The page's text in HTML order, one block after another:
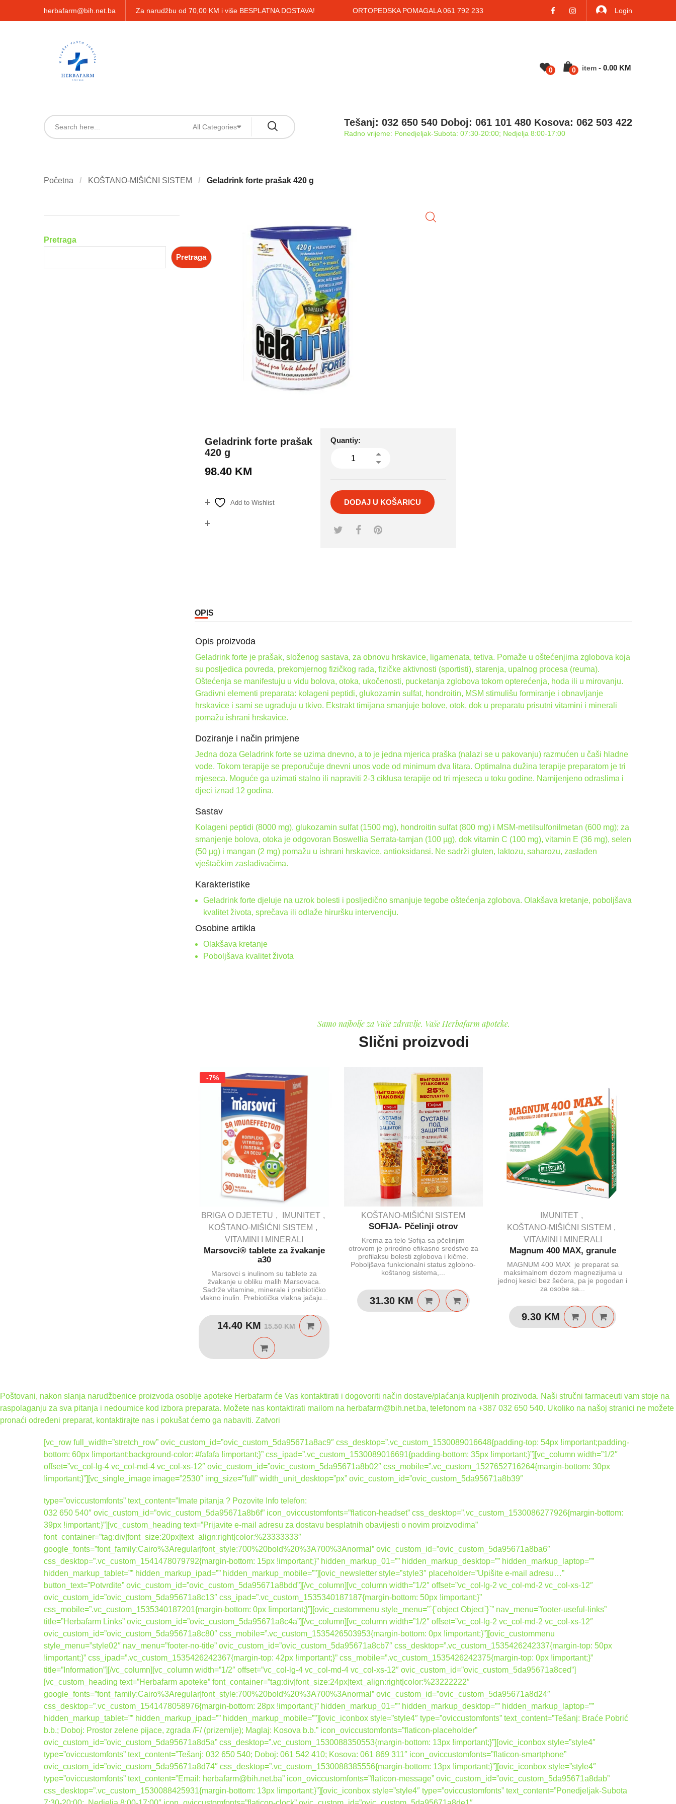
herbafarm@bih.net.ba Za narudžbu od 70,00 KM i više BESPLATNA DOSTAVA! ORTOPEDSKA POMAGALA 061 792 233 Login
0 0 Item - 0.00 KM
All Categories Tešanj: 032 650 540 Doboj: 061 101 480 Kosova: 062 503 422
Radno vrijeme: Ponedjeljak-Subota: 07:30-20:00; Nedjelja 8:00-17:00
Početna KOŠTANO-MIŠIĆNI SISTEM Geladrink forte prašak 420 g
Geladrink forte prašak
420 g
98.40 KM
Quantiy:
DODAJ U KOŠARICU
Add to Wishlist
OPIS
Opis proizvoda
Geladrink forte je prašak, složenog sastava, za obnovu hrskavice, ligamenata, tetiva. Pomaže u oštećenjima zglobova koja
su posljedica povreda, prekomjernog fizičkog rada, fizičke aktivnosti (sportisti), starenja, upalnog procesa (reuma).
Oštećenja se manifestuju u vidu bolova, otoka, ukočenosti, pucketanja zglobova tokom opterećenja, hoda ili u mirovanju.
Gradivni elementi preparata: kolageni peptidi, glukozamin sulfat, hondroitin, MSM stimulišu formiranje i obnavljanje
hrskavice i sami se ugrađuju u tkivo. Ekstrakt timijana smanjuje bolove, otok, dok u preparatu prisutni vitamini i minerali
pomažu ishrani hrskavice.
Doziranje i način primjene
Jedna doza Geladrink forte se uzima dnevno, a to je jedna mjerica praška (nalazi se u pakovanju) razmućen u čaši hladne
vode. Tokom terapije se preporučuje dnevni unos vode od minimum dva litara. Optimalna dužina terapije preparatom je tri
mjeseca. Moguće ga uzimati stalno ili napraviti 2-3 ciklusa terapije od tri mjeseca u toku godine. Namijenjeno odraslima i
djeci iznad 12 godina.
Sastav
Kolageni peptidi (8000 mg), glukozamin sulfat (1500 mg), hondroitin sulfat (800 mg) i MSM-metilsulfonilmetan (600 mg); za
smanjenje bolova, otoka je odgovoran Boswellia Serrata-tamjan (100 µg), dok vitamin C (100 mg), vitamin E (36 mg), selen
(50 µg) i mangan (2 mg) pomažu u ishrani hrskavice, antioksidansi. Ne sadrži gluten, laktozu, saharozu, zaslađen
vještačkim zaslađivačima.
Karakteristike
Geladrink forte djeluje na uzrok bolesti i posljedično smanjuje tegobe oštećenja zglobova. Olakšava kretanje, poboljšava
kvalitet života, sprečava ili odlaže hiruršku intervenciju.
Osobine artikla
Olakšava kretanje
Poboljšava kvalitet života
Samo najbolje za Vaše zdravlje. Vaše Herbafarm apoteke.
Slični proizvodi
-7%
BRIGA O DJETETU
IMUNITET
KOŠTANO-MIŠIĆNI SISTEM
VITAMINI I MINERALI
Marsovci® tablete za žvakanje
a30
Marsovci s inulinom su tablete za
žvakanje u obliku malih Marsovaca.
Sadrže vitamine, minerale i prebiotičko
vlakno inulin. Prebiotička vlakna jačaju...
15.50KMIzvorna
15.50 KM.
14.40 KM
Trenutna
KOŠTANO-MIŠIĆNI SISTEM
SOFIJA- Pčelinji otrov
Krema za telo Sofija sa pčelinjim
otrovom je prirodno efikasno sredstvo za
profilaksu bolesti zglobova i kičme.
Poboljšava funkcionalni status zglobno-
koštanog sistema,...
31.30 KM
IMUNITET
KOŠTANO-MIŠIĆNI SISTEM
VITAMINI I MINERALI
Magnum 400 MAX, granule
MAGNUM 400 MAX je preparat sa
maksimalnom dozom magnezijuma u
jednoj kesici bez šećera, pa je pogodan i
za osobe sa...
9.30 KM
Pretraga
Pretraga
Poštovani, nakon slanja narudžbenice proizvoda osoblje apoteke Herbafarm će Vas kontaktirati i dogovoriti način dostave/plaćanja kupljenih prozivoda. Naši stručni farmaceuti vam stoje na
raspolaganju za sva pitanja i nedoumice kod izbora preparata. Možete nas kontaktirati mailom na herbafarm@bih.net.ba, telefonom na +387 032 650 540. Ukoliko na našoj stranici ne možete
pronaći određeni preparat, kontaktirajte nas i pokušat ćemo ga nabaviti. Zatvori
[vc_row full_width=”stretch_row” ovic_custom_id=”ovic_custom_5da95671a8ac9″ css_desktop=”.vc_custom_1530089016648{padding-top: 54px !important;padding-
bottom: 60px !important;background-color: #fafafa !important;}” css_ipad=”.vc_custom_1530089016691{padding-bottom: 35px !important;}”][vc_column width=”1/2″
offset=”vc_col-lg-4 vc_col-md-4 vc_col-xs-12″ ovic_custom_id=”ovic_custom_5da95671a8b02″ css_mobile=”.vc_custom_1527652716264{margin-bottom: 30px
!important;}”][vc_single_image image=”2530″ img_size=”full” width_unit_desktop=”px” ovic_custom_id=”ovic_custom_5da95671a8b39″
type=”oviccustomfonts” text_content=”Imate pitanja ? Pozovite Info telefon:
032 650 540″ ovic_custom_id=”ovic_custom_5da95671a8b6f” icon_oviccustomfonts=”flaticon-headset” css_desktop=”.vc_custom_1530086277926{margin-bottom:
39px !important;}”][vc_custom_heading text=”Prijavite e-mail adresu za dostavu besplatnih obavijesti o novim proizvodima”
font_container=”tag:div|font_size:20px|text_align:right|color:%23333333″
google_fonts=”font_family:Cairo%3Aregular|font_style:700%20bold%20%3A700%3Anormal” ovic_custom_id=”ovic_custom_5da95671a8ba6″
css_desktop=”.vc_custom_1541478079792{margin-bottom: 15px !important;}” hidden_markup_01=”” hidden_markup_desktop=”” hidden_markup_laptop=””
hidden_markup_tablet=”” hidden_markup_ipad=”” hidden_markup_mobile=””][ovic_newsletter style=”style3″ placeholder=”Upišite e-mail adresu…”
button_text=”Potvrdite” ovic_custom_id=”ovic_custom_5da95671a8bdd”][/vc_column][vc_column width=”1/2″ offset=”vc_col-lg-2 vc_col-md-2 vc_col-xs-12″
ovic_custom_id=”ovic_custom_5da95671a8c13″ css_ipad=”.vc_custom_1535340187187{margin-bottom: 50px !important;}”
css_mobile=”.vc_custom_1535340187201{margin-bottom: 0px !important;}”][ovic_custommenu style_menu=”`{`object Object`}`” nav_menu=”footer-useful-links”
title=”Herbafarm Links” ovic_custom_id=”ovic_custom_5da95671a8c4a”][/vc_column][vc_column width=”1/2″ offset=”vc_col-lg-2 vc_col-md-2 vc_col-xs-12″
ovic_custom_id=”ovic_custom_5da95671a8c80″ css_mobile=”.vc_custom_1535426503953{margin-bottom: 0px !important;}”][ovic_custommenu
style_menu=”style02″ nav_menu=”footer-no-title” ovic_custom_id=”ovic_custom_5da95671a8cb7″ css_desktop=”.vc_custom_1535426242337{margin-top: 50px
!important;}” css_ipad=”.vc_custom_1535426242367{margin-top: 42px !important;}” css_mobile=”.vc_custom_1535426242375{margin-top: 0px !important;}”
title=”Information”][/vc_column][vc_column width=”1/2″ offset=”vc_col-lg-4 vc_col-md-4 vc_col-xs-12″ ovic_custom_id=”ovic_custom_5da95671a8ced”]
[vc_custom_heading text=”Herbafarm apoteke” font_container=”tag:div|font_size:24px|text_align:right|color:%23222222″
google_fonts=”font_family:Cairo%3Aregular|font_style:700%20bold%20%3A700%3Anormal” ovic_custom_id=”ovic_custom_5da95671a8d24″
css_desktop=”.vc_custom_1541478058976{margin-bottom: 28px !important;}” hidden_markup_01=”” hidden_markup_desktop=”” hidden_markup_laptop=””
hidden_markup_tablet=”” hidden_markup_ipad=”” hidden_markup_mobile=””][ovic_iconbox style=”style4″ type=”oviccustomfonts” text_content=”Tešanj: Braće Pobrić
b.b.; Doboj: Prostor zelene pijace, zgrada /F/ (prizemlje); Maglaj: Kosova b.b.” icon_oviccustomfonts=”flaticon-placeholder”
ovic_custom_id=”ovic_custom_5da95671a8d5a” css_desktop=”.vc_custom_1530088350553{margin-bottom: 13px !important;}”][ovic_iconbox style=”style4″
type=”oviccustomfonts” text_content=”Tešanj: 032 650 540; Doboj: 061 542 410; Kosova: 061 869 311″ icon_oviccustomfonts=”flaticon-smartphone”
ovic_custom_id=”ovic_custom_5da95671a8d74″ css_desktop=”.vc_custom_1530088385556{margin-bottom: 13px !important;}”][ovic_iconbox style=”style4″
type=”oviccustomfonts” text_content=”Email: herbafarm@bih.net.ba” icon_oviccustomfonts=”flaticon-message” ovic_custom_id=”ovic_custom_5da95671a8dab”
css_desktop=”.vc_custom_1530088425931{margin-bottom: 13px !important;}”][ovic_iconbox style=”style4″ type=”oviccustomfonts” text_content=”Ponedjeljak-Subota